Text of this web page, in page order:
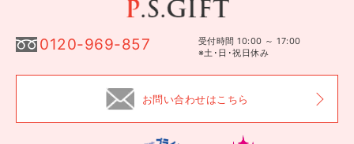
0120-969-857
受付時間 10:00 ～ 17:00
※土･日･祝日休み
お問い合わせはこちら